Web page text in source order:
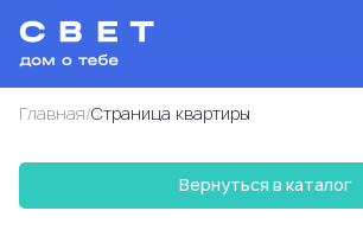
Главная/Cтраница квартиры
Вернуться в каталог
57.7 м2
Ипотекаот 92 870 руб.